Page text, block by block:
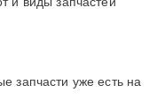
запчасти уже есть на